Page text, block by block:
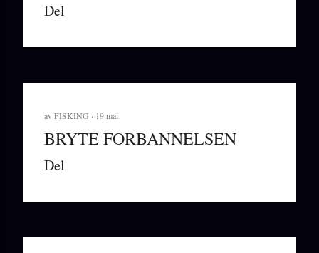
Del
avFISKING 19 mai
BRYTE FORBANNELSEN
Del